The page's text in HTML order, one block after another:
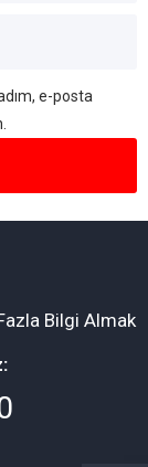
e-posta
Bilgi Almak